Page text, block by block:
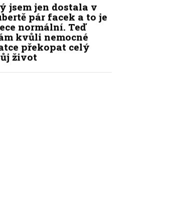
jsem jen dostala v
pár facek a to je
normální. Teď
kvůli nemocné
překopat celý
život